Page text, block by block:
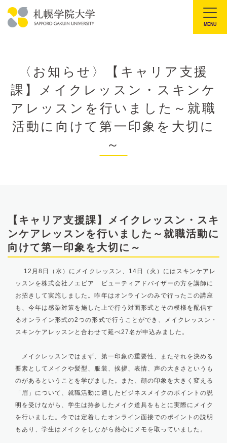
文
大
学
MENU
〈お知らせ〉【キャリア支援
課】メイクレッスン・スキンケ
アレッスンを行いました～就職
活動に向けて第一印象を大切に
～
【キャリア支援課】メイクレッスン・スキ
ンケアレッスンを行いました～就職活動に
向けて第一印象を大切に～
12月8日（水）にメイクレッスン、14日（火）にはスキンケアレ
ッスンを株式会社ノエビア ビューティアドバイザーの方を講師に
お招きして実施しました。昨年はオンラインのみで行ったこの講座
も、今年は感染対策を施した上で行う対面形式とその模様を配信す
るオンライン形式の2つの形式で行うことができ、メイクレッスン・
スキンケアレッスンと合わせて延べ27名が申込みました。
メイクレッスンではまず、第一印象の重要性、またそれを決める
要素としてメイクや髪型、服装、挨拶、表情、声の大きさというも
のがあるということを学びました。また、顔の印象を大きく変える
「眉」について、就職活動に適したビジネスメイクのポイントの説
明を受けながら、学生は持参したメイク道具をもとに実際にメイク
を行いました。今では定着したオンライン面接でのポイントの説明
もあり、学生はメイクをしながら熱心にメモを取っていました。